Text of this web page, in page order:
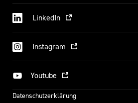
LinkedIn
Instagram
Youtube
Datenschutzerklärung